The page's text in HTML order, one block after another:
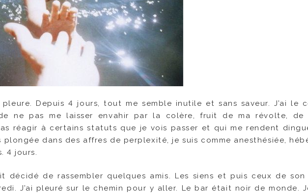
Depuis 4 jours, tout me semble inutile et sans saveur. J’ai le
ne pas me laisser envahir par la colère, fruit de ma révolte, de
réagir à certains statuts que je vois passer et qui me rendent
plongée dans des affres de perplexité, je suis comme anesthésiée,
4 jours.
décidé de rassembler quelques amis. Les siens et puis ceux de son
J’ai pleuré sur le chemin pour y aller. Le bar était noir de monde.